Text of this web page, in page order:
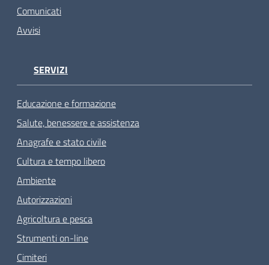
Comunicati
Avvisi
SERVIZI
Educazione e formazione
Salute, benessere e assistenza
Anagrafe e stato civile
Cultura e tempo libero
Ambiente
Autorizzazioni
Agricoltura e pesca
Strumenti on-line
Cimiteri